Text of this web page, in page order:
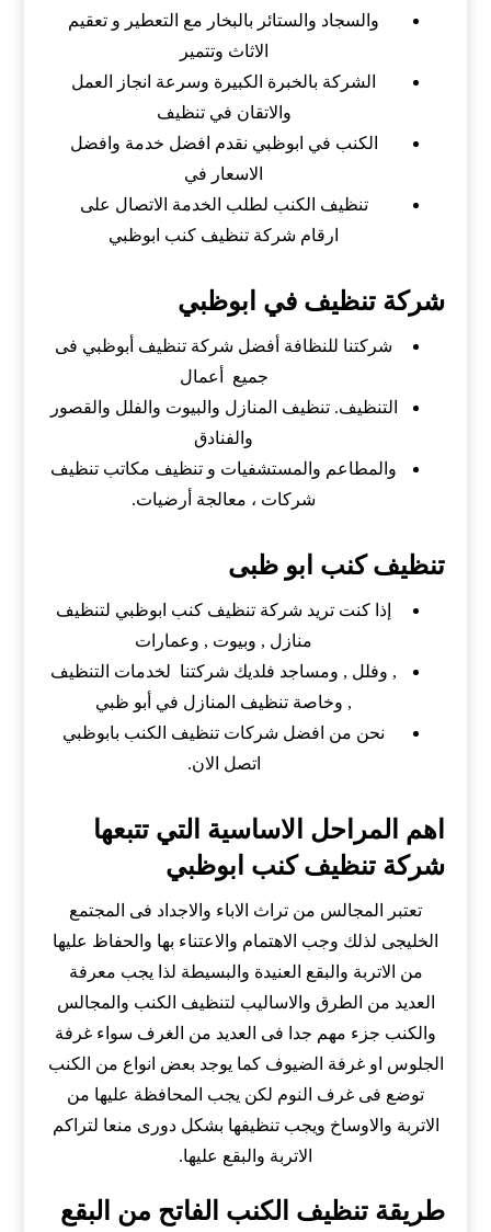
والسجاد والستائر بالبخار مع التعطير و تعقيم
الاثاث وتتمير
الشركة بالخبرة الكبيرة وسرعة انجاز العمل
والاتقان في تنظيف
الكنب في ابوظبي نقدم افضل خدمة وافضل
الاسعار في
تنظيف الكنب لطلب الخدمة الاتصال على
ارقام شركة تنظيف كنب ابوظبي
شركة تنظيف في ابوظبي
شركتنا للنظافة أفضل شركة تنظيف أبوظبي فى
جميع أعمال
التنظيف. تنظيف المنازل والبيوت والفلل والقصور
والفنادق
والمطاعم والمستشفيات و تنظيف مكاتب تنظيف
شركات ، معالجة أرضيات.
‏تنظيف كنب ابو ظبى
إذا كنت تريد شركة تنظيف كنب ابوظبي لتنظيف
منازل , وبيوت , وعمارات
, وفلل , ومساجد فلديك شركتنا لخدمات التنظيف
, وخاصة تنظيف المنازل في أبو ظبي
نحن من افضل شركات تنظيف الكنب بابوظبي
اتصل الان.
اهم المراحل الاساسية التي تتبعها
شركة تنظيف كنب ابوظبي
تعتبر المجالس من تراث الاباء والاجداد فى المجتمع
الخليجى لذلك وجب الاهتمام والاعتناء بها والحفاظ عليها
من الاتربة والبقع العنيدة والبسيطة لذا يجب معرفة
العديد من الطرق والاساليب لتنظيف الكنب والمجالس
والكنب جزء مهم جدا فى العديد من الغرف سواء غرفة
الجلوس او غرفة الضيوف كما يوجد بعض انواع من الكنب
توضع فى غرف النوم لكن يجب المحافظة عليها من
الاتربة والاوساخ ويجب تنظيفها بشكل دورى منعا لتراكم
الاتربة والبقع عليها.
طريقة تنظيف الكنب الفاتح من البقع